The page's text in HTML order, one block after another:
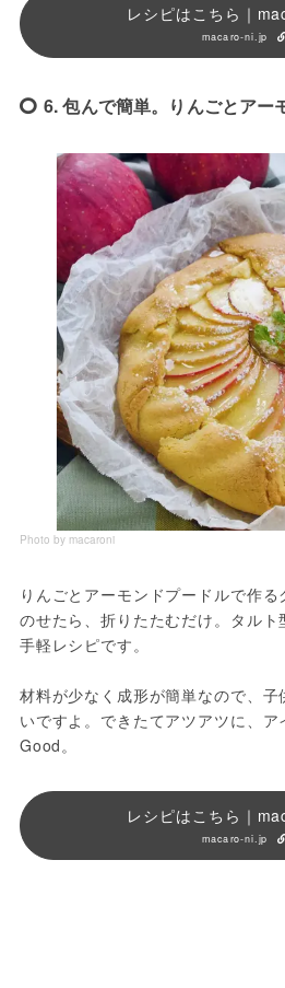
レシピはこちら｜
macaro-ni.jp
6. 包んで簡単。りんごとアー
Photo by macaroni
りんごとアーモンドプードルで作
のせたら、折りたたむだけ。タル
手軽レシピです。
材料が少なく成形が簡単なので、子
いですよ。できたてアツアツに、
Good。
レシピはこちら｜
macaro-ni.jp